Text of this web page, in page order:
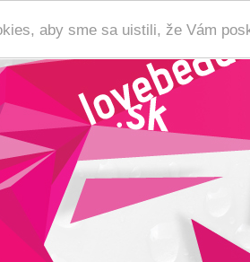
aby sme sa uistili, že Vám